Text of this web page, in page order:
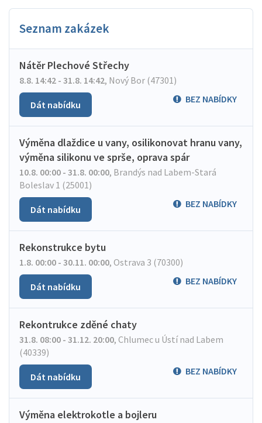
Seznam zakázek
Nátěr Plechové Střechy
8.8. 14:42 - 31.8. 14:42, Nový Bor (47301)
BEZ NABÍDKY
Dát nabídku
Výměna dlaždice u vany, osilikonovat hranu vany,
výměna silikonu ve sprše, oprava spár
10.8. 00:00 - 31.8. 00:00, Brandýs nad Labem-Stará
Boleslav 1 (25001)
BEZ NABÍDKY
Dát nabídku
Rekonstrukce bytu
1.8. 00:00 - 30.11. 00:00, Ostrava 3 (70300)
BEZ NABÍDKY
Dát nabídku
Rekontrukce zděné chaty
31.8. 08:00 - 31.12. 20:00, Chlumec u Ústí nad Labem
(40339)
BEZ NABÍDKY
Dát nabídku
Výměna elektrokotle a bojleru